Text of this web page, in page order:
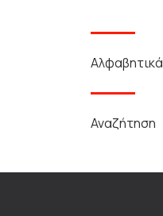
Αλφαβητικά
Αναζήτηση